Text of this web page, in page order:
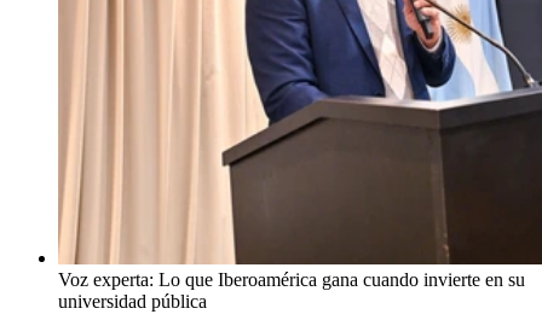
Voz experta: Lo que Iberoamérica gana cuando invierte en su
universidad pública